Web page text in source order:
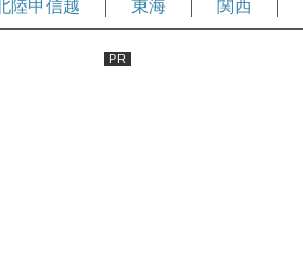
陸甲信越 東海 関西